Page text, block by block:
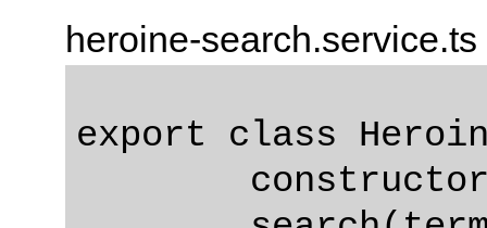
heroine-search.service.ts
export class